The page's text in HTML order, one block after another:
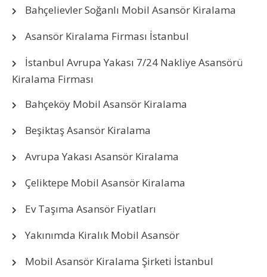
Bahçelievler Soğanlı Mobil Asansör Kiralama
Asansör Kiralama Firması İstanbul
İstanbul Avrupa Yakası 7/24 Nakliye Asansörü
Kiralama Firması
Bahçeköy Mobil Asansör Kiralama
Beşiktaş Asansör Kiralama
Avrupa Yakası Asansör Kiralama
Çeliktepe Mobil Asansör Kiralama
Ev Taşıma Asansör Fiyatları
Yakınımda Kiralık Mobil Asansör
Mobil Asansör Kiralama Şirketi İstanbul